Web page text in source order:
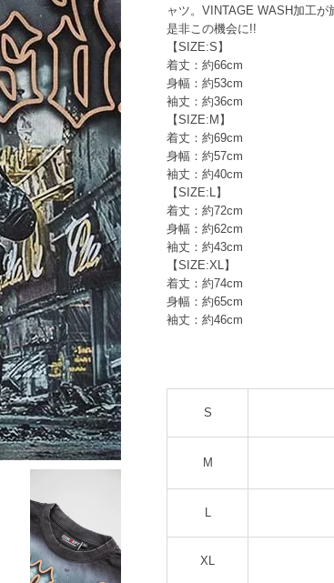
ャツ。VINTAGE WASH加工が
是非この機会に!!
【SIZE:S】
着丈：約66cm
身幅：約53cm
袖丈：約36cm
【SIZE:M】
着丈：約69cm
身幅：約57cm
袖丈：約40cm
【SIZE:L】
着丈：約72cm
身幅：約62cm
袖丈：約43cm
【SIZE:XL】
着丈：約74cm
身幅：約65cm
袖丈：約46cm
S
M
XL